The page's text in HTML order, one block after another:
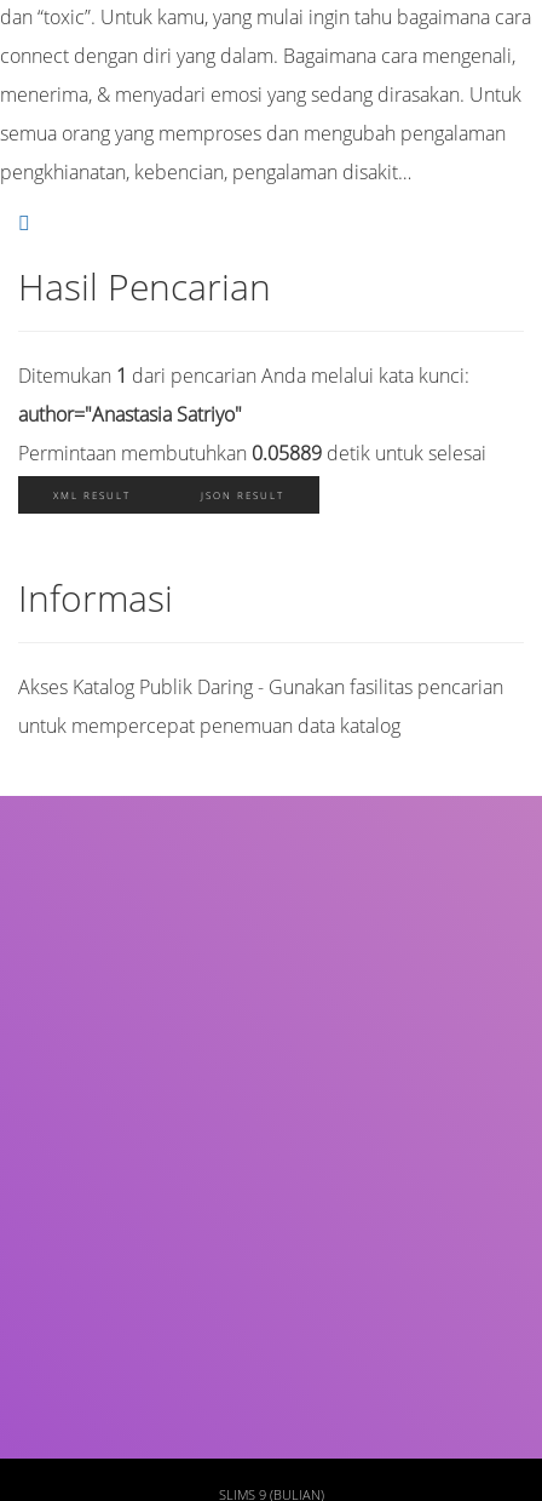
dan “toxic”. Untuk kamu, yang mulai ingin tahu bagaimana cara
connect dengan diri yang dalam. Bagaimana cara mengenali,
menerima, & menyadari emosi yang sedang dirasakan. Untuk
semua orang yang memproses dan mengubah pengalaman
pengkhianatan, kebencian, pengalaman disakit…
Hasil Pencarian
Ditemukan 1 dari pencarian Anda melalui kata kunci:
author="Anastasia Satriyo"
Permintaan membutuhkan 0.05889 detik untuk selesai
XML RESULT JSON RESULT
Informasi
Akses Katalog Publik Daring - Gunakan fasilitas pencarian
untuk mempercepat penemuan data katalog
SLIMS 9 (BULIAN)